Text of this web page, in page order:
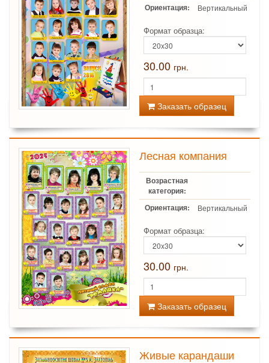
Ориентация:
Вертикальный
Формат образца:
30.00 грн.
Заказать образец
Лесная компания
Возрастная
категория:
Ориентация:
Вертикальный
Формат образца:
30.00 грн.
Заказать образец
Живые карандаши